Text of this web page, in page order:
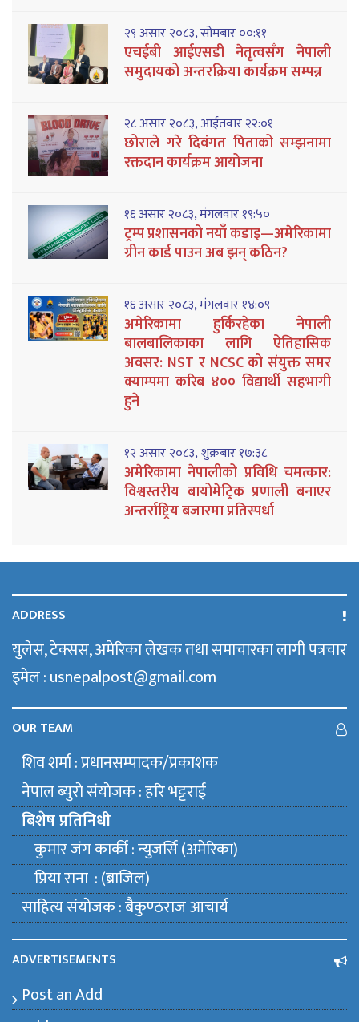
२९ असार २०८३, सोमबार ००:११
एचईबी आईएसडी नेतृत्वसँग नेपाली
समुदायको अन्तरक्रिया कार्यक्रम सम्पन्न
२८ असार २०८३, आईतवार २२:०१
छोराले गरे दिवंगत पिताको सम्झनामा
रक्तदान कार्यक्रम आयोजना
१६ असार २०८३, मंगलवार १९:५०
ट्रम्प प्रशासनको नयाँ कडाइ—अमेरिकामा
ग्रीन कार्ड पाउन अब झन् कठिन?
१६ असार २०८३, मंगलवार १४:०९
अमेरिकामा हुर्किरहेका नेपाली
बालबालिकाका लागि ऐतिहासिक
अवसर: NST र NCSC को संयुक्त समर
क्याम्पमा करिब ४०० विद्यार्थी सहभागी
हुने
१२ असार २०८३, शुक्रबार १७:३८
अमेरिकामा नेपालीको प्रविधि चमत्कार:
विश्वस्तरीय बायोमेट्रिक प्रणाली बनाएर
अन्तर्राष्ट्रिय बजारमा प्रतिस्पर्धा
ADDRESS
युलेस, टेक्सस, अमेरिका लेखक तथा समाचारका लागी पत्रचार
इमेल : usnepalpost@gmail.com
OUR TEAM
शिव शर्मा : प्रधानसम्पादक/प्रकाशक
नेपाल ब्युराे संयाेजक : हरि भट्टराई
बिशेष प्रतिनिधी
कुमार जंग कार्की : न्युजर्सि (अमेरिका)
प्रिया राना : (ब्राजिल)
साहित्य संयाेजक : बैकुण्ठराज आचार्य
ADVERTISEMENTS
Post an Add